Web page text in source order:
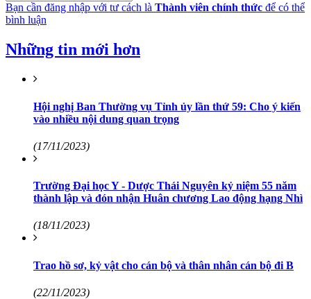
Bạn cần đăng nhập với tư cách là Thành viên chính thức để có thể
bình luận
Những tin mới hơn
Hội nghị Ban Thường vụ Tỉnh ủy lần thứ 59: Cho ý kiến
vào nhiều nội dung quan trọng
(17/11/2023)
Trường Đại học Y - Dược Thái Nguyên kỷ niệm 55 năm
thành lập và đón nhận Huân chương Lao động hạng Nhì
(18/11/2023)
Trao hồ sơ, kỷ vật cho cán bộ và thân nhân cán bộ đi B
(22/11/2023)